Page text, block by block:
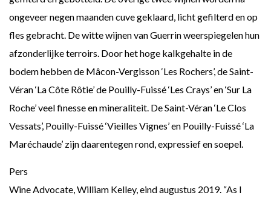
ongeveer negen maanden cuve geklaard, licht gefilterd en op
fles gebracht. De witte wijnen van Guerrin weerspiegelen hun
afzonderlijke terroirs. Door het hoge kalkgehalte in de
bodem hebben de Mâcon-Vergisson ‘Les Rochers’, de Saint-
Véran ‘La Côte Rôtie’ de Pouilly-Fuissé ‘Les Crays’ en ‘Sur La
Roche’ veel finesse en mineraliteit. De Saint-Véran ‘Le Clos
Vessats’, Pouilly-Fuissé ‘Vieilles Vignes’ en Pouilly-Fuissé ‘La
Maréchaude’ zijn daarentegen rond, expressief en soepel.
Pers
Wine Advocate, William Kelley, eind augustus 2019. “As I